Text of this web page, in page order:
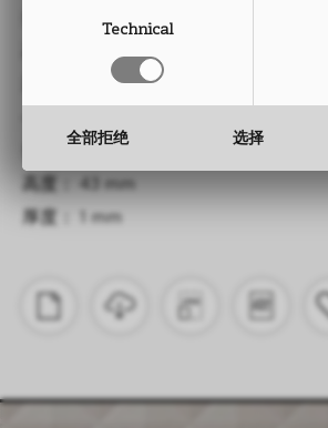
类型： ABS封边条
厚度： 1 mm
高度： 43 mm
厚度： 1 mm
they have collected from your use of
Technical
全部拒绝 选择